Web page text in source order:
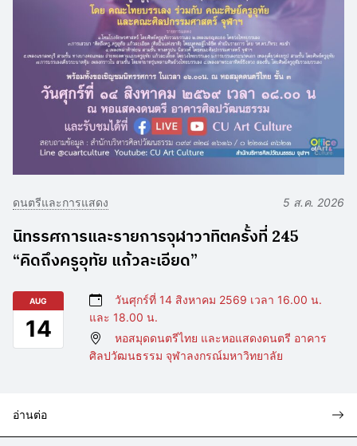
ดนตรีและการแสดง 5 ส.ค. 2026
นิทรรศการและรายการจุฬาวาทิตครั้งที่ 245
“คิดถึงครูอุทัย แก้วละเอียด”
AUG
14
วันศุกร์ที่ 14 สิงหาคม 2569 เวลา 16.00 น.
และ 18.00 น.
หอสมุดดนตรีไทย และหอแสดงดนตรี อาคาร
ศิลปวัฒนธรรม จุฬาลงกรณ์มหาวิทยาลัย
อ่านต่อ